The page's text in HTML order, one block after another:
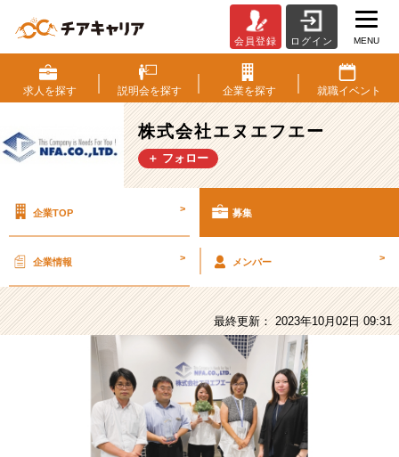
式
会
社
エ
ヌ
エ
の
求
候
補
生
募
会員登録 ログイン MENU
求人を探す 説明会を探す 企業を探す 就職イベント
株式会社エヌエフエー
＋ フォロー
企業TOP > 募集
企業情報 > メンバー >
最終更新： 2023年10月02日 09:31